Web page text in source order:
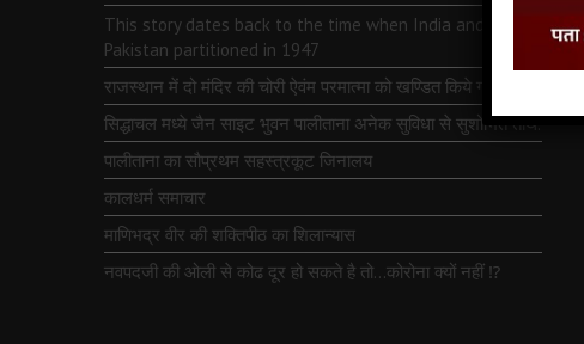
This story dates back to the time when India and
Pakistan partitioned in 1947
राजस्थान में दो मंदिर की चोरी ऐवंम परमात्मा को खण्डित किये गये
सिद्धाचल मध्ये जैन साइट भुवन पालीताना अनेक सुविधा से सुशोभित तीर्थ.
पालीताना का सौप्रथम सहस्त्रकूट जिनालय
कालधर्म समाचार
माणिभद्र वीर की शक्तिपीठ का शिलान्यास
नवपदजी की ओली से कोढ दूर हो सकते है तो…कोरोना क्यों नहीं ⁉️